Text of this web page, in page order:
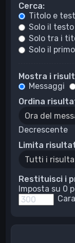
Cerca:
Titolo e
Solo il
Solo tra i
Solo il
Mostra i
Messaggi
Ordina
Decrescente
Limita
Restituisci i
Imposta su 0